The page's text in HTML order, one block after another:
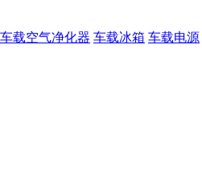
车载空气净化器 车载冰箱 车载电源